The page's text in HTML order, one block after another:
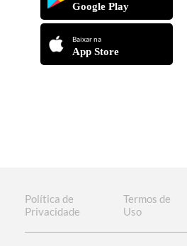
Google Play
Baixar na
App Store
Política de
Privacidade
Termos de
Uso